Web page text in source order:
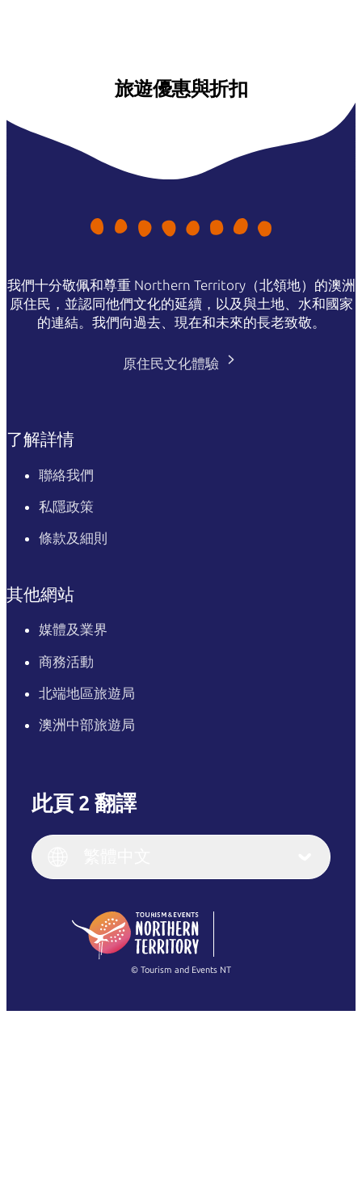
旅遊優惠與折扣
我們十分敬佩和尊重 Northern Territory（北領地）的澳洲
原住民，並認同他們文化的延續，以及與土地、水和國家
的連結。我們向過去、現在和未來的長老致敬。
原住民文化體驗
了解詳情
聯絡我們
私隱政策
條款及細則
其他網站
媒體及業界
商務活動
北端地區旅遊局
澳洲中部旅遊局
此頁 2 翻譯
English (US)
English
(Singapore)
Français
繁體中文
© Tourism and Events NT